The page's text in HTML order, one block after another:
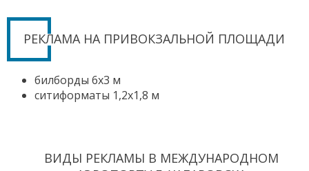
РЕКЛАМА НА ПРИВОКЗАЛЬНОЙ ПЛОЩАДИ
билборды 6х3 м
ситиформаты 1,2х1,8 м
ВИДЫ РЕКЛАМЫ В МЕЖДУНАРОДНОМ